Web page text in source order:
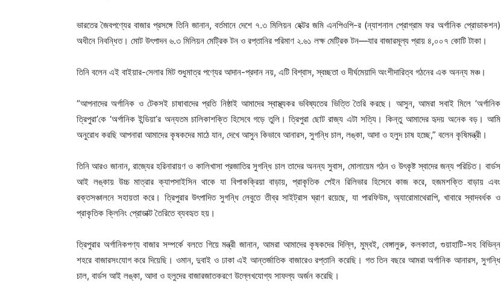
ভারতের জৈবপণ্যের বাজার প্রসঙ্গে তিনি জানান, বর্তমানে দেশে ৭.৩ মিলিয়ন হেক্টর জমি এনপিওপি-র (ন্যাশনাল প্রোগ্রাম ফর অর্গানিক প্রোডাকশন)
অধীনে নিবন্ধিত। মোট উৎপাদন ৬.৩ মিলিয়ন মেট্রিক টন ও রপ্তানির পরিমাণ ২.৬১ লক্ষ মেট্রিক টন—যার বাজারমূল্য প্রায় ৪,০০৭ কোটি টাকা।
তিনি বলেন এই বাইয়ার-সেলার মিট শুধুমাত্র পণ্যের আদান-প্রদান নয়, এটি বিশ্বাস, স্বচ্ছতা ও দীর্ঘমেয়াদি অংশীদারিত্ব গঠনের এক অনন্য মঞ্চ।
“আপনাদের অর্গানিক ও টেকসই চাষাবাদের প্রতি নিষ্ঠাই আমাদের স্বাস্থ্যকর ভবিষ্যতের ভিত্তি তৈরি করছে। আসুন, আমরা সবাই মিলে ‘অর্গানিক
ত্রিপুরা’কে ‘অর্গানিক ইন্ডিয়া’র অন্যতম চালিকাশক্তি হিসেবে গড়ে তুলি। ত্রিপুরা ছোট রাজ্য এটা সত্যি। কিন্তু আমাদের হৃদয় অনেক বড়। আমি
অনুরোধ করছি আপনারা আমাদের কৃষকদের মাঠে যান, দেখে আসুন কিভাবে আনারস, সুগন্ধি চাল, লঙ্কা, আদা ও হলুদ চাষ হচ্ছে,” বলেন কৃষিমন্ত্রী।
তিনি আরও জানান, রাজ্যের হরিনারায়ণ ও কালিখাসা প্রজাতির সুগন্ধি চাল তাদের অনন্য সুবাস, মোলায়েম গঠন ও উৎকৃষ্ট স্বাদের জন্য পরিচিত। বার্ডস
আই লঙ্কায় উচ্চ মাত্রার ক্যাপসাইসিন থাকে যা বিপাকক্রিয়া বাড়ায়, প্রাকৃতিক পেইন রিলিভার হিসেবে কাজ করে, হজমশক্তি বাড়ায় এবং
রক্তসঞ্চালনে সহায়তা করে। ত্রিপুরার উৎপাদিত সুগন্ধি লেবুতে তীব্র সাইট্রাস ঘ্রাণ রয়েছে, যা পারফিউম, অ্যারোমাথেরাপি, খাবারে স্বাদবর্ধক ও
প্রাকৃতিক ক্লিনিং প্রোডাক্ট তৈরিতে ব্যবহৃত হয়।
ত্রিপুরার অর্গানিকপণ্য বাজার সম্পর্কে বলতে গিয়ে মন্ত্রী জানান, আমরা আমাদের কৃষকদের দিল্লি, মুম্বই, বেঙ্গালুরু, কলকাতা, গুয়াহাটি-সহ বিভিন্ন
শহরে বাজারসংযোগ করে দিয়েছি। ওমান, দুবাই ও ঢাকা এই আন্তর্জাতিক বাজারেও রপ্তানি করেছি। গত তিন বছরে আমরা অর্গানিক আনারস, সুগন্ধি
চাল, বার্ডস আই লঙ্কা, আদা ও হলুদের বাজারজাতকরণে উল্লেখযোগ্য সাফল্য অর্জন করেছি।